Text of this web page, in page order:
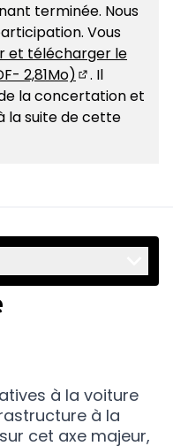
terminée. Nous
Vous
et télécharger le
2,81Mo)
(S'ouvre
. Il
la concertation et
la suite de cette
à la voiture
à la
cet axe majeur,